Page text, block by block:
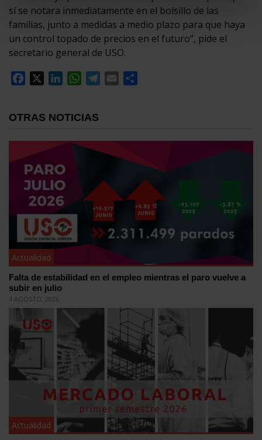
sí se notara inmediatamente en el bolsillo de las
familias, junto a medidas a medio plazo para que haya
un control topado de precios en el futuro”, pide el
secretario general de USO.
Facebook
LinkedInWhatsApp
Telegram
Email
OTRAS NOTICIAS
Actualidad
Falta de estabilidad en el empleo mientras el paro vuelve a
subir en julio
4 AGOSTO, 2026
Actualidad